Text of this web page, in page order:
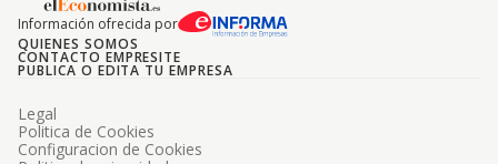
Información ofrecida por
QUIENES SOMOS
CONTACTO EMPRESITE
PUBLICA O EDITA TU EMPRESA
Legal
Politica de Cookies
Configuracion de Cookies